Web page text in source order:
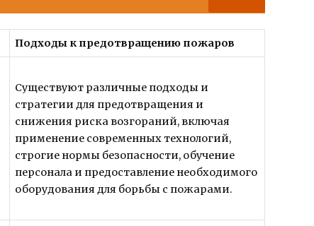
Подходы к предотвращению пожаров
Существуют различные подходы и
стратегии для предотвращения и
снижения риска возгораний, включая
применение современных технологий,
строгие нормы безопасности, обучение
персонала и предоставление необходимого
оборудования для борьбы с пожарами.